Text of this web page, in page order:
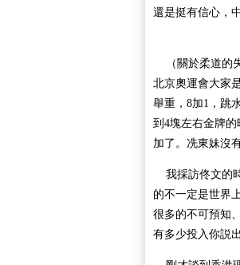
還是挺有信心，
（關於柔道的
北京奧運會大家
舉重，8加1，跳
到4塊左右金牌
加了。冼東妹沒
我採訪佟文的
的不一定是世界
很多的不可預知
有多少投入你説